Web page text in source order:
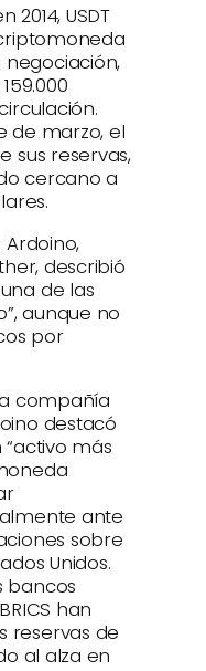
USDT
de marzo, el
sus reservas,
cercano a
Ardoino,
describió
de las
aunque no
por
compañía
destacó
más
ante
sobre
Unidos.
bancos
han
reservas de
al alza en